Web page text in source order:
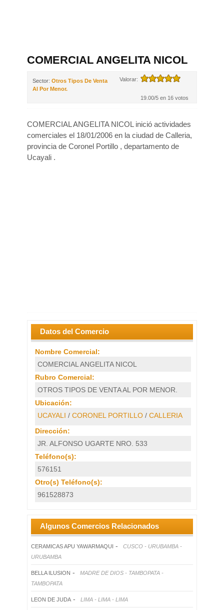
COMERCIAL ANGELITA NICOL
Sector: Otros Tipos De Venta
Al Por Menor.
Valorar:
19.00/5 en 16 votos
COMERCIAL ANGELITA NICOL inició actividades
comerciales el 18/01/2006 en la ciudad de Calleria,
provincia de Coronel Portillo , departamento de
Ucayali .
Datos del Comercio
Nombre Comercial:
COMERCIAL ANGELITA NICOL
Rubro Comercial:
OTROS TIPOS DE VENTA AL POR MENOR.
Ubicación:
UCAYALI / CORONEL PORTILLO/ CALLERIA
Dirección:
JR. ALFONSO UGARTE NRO. 533
Teléfono(s):
576151
Otro(s) Teléfono(s):
961528873
Algunos Comercios Relacionados
CERAMICAS APU YAWARMAQUI -
CUSCO - URUBAMBA -
URUBAMBA
BELLA ILUSION -
MADRE DE DIOS - TAMBOPATA -
TAMBOPATA
LEON DE JUDA - LIMA - LIMA - LIMA